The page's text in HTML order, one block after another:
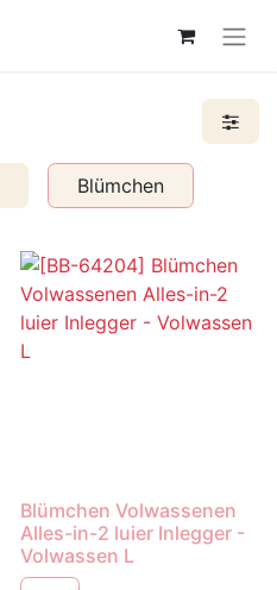
Blümchen
Blümchen Volwassenen
Alles-in-2 luier Inlegger -
Volwassen L